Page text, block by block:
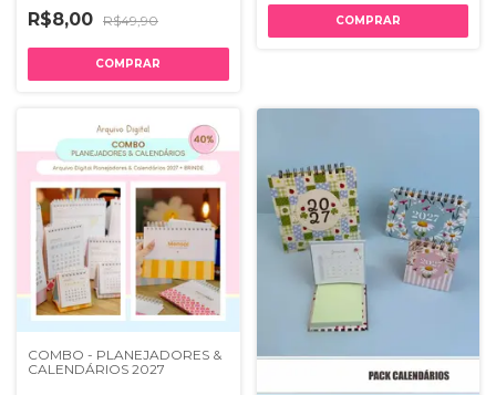
R$8,00 R$49,90
COMBO - PLANEJADORES &
CALENDÁRIOS 2027